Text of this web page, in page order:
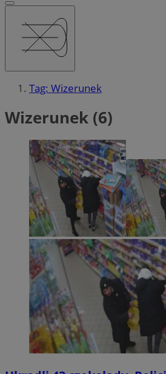
Tag: Wizerunek
Wizerunek (6)